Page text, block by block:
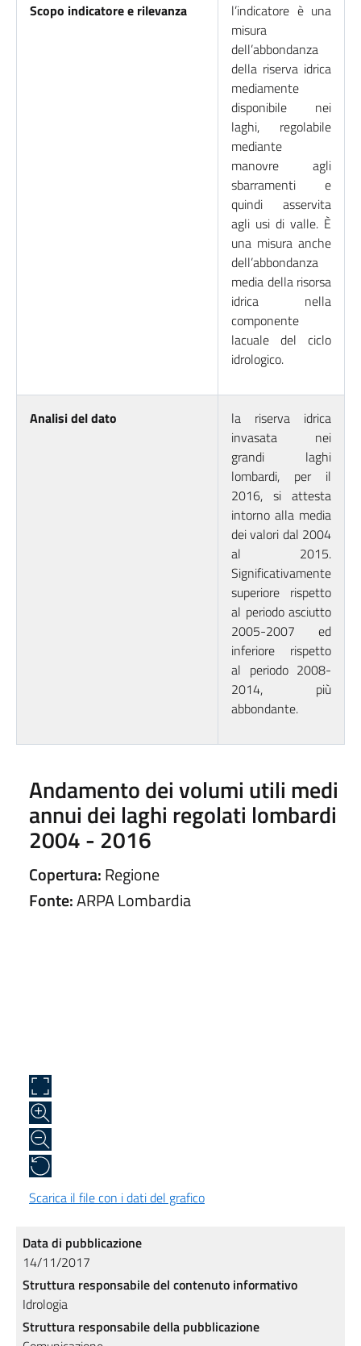
Scopo indicatore e rilevanza
l’indicatore è una
misura
dell’abbondanza
della riserva idrica
mediamente
disponibile nei
laghi, regolabile
mediante
manovre agli
sbarramenti e
quindi asservita
agli usi di valle. È
una misura anche
dell’abbondanza
media della risorsa
idrica nella
componente
lacuale del ciclo
idrologico.
Analisi del dato
la riserva idrica
invasata nei
grandi laghi
lombardi, per il
2016, si attesta
intorno alla media
dei valori dal 2004
al 2015.
Significativamente
superiore rispetto
al periodo asciutto
2005-2007 ed
inferiore rispetto
al periodo 2008-
2014, più
abbondante.
Andamento dei volumi utili medi
annui dei laghi regolati lombardi
2004 - 2016
Copertura:Regione
Fonte:ARPA Lombardia
Scarica il file con i dati del grafico
Data di pubblicazione
14/11/2017
Struttura responsabile del contenuto informativo
Idrologia
Struttura responsabile della pubblicazione